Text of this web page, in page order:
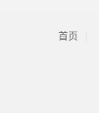
首页